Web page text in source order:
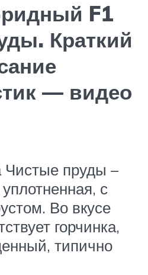
F1
Краткий
— видео
Чистые пруды –
с
Во вкусе
горчинка,
типично